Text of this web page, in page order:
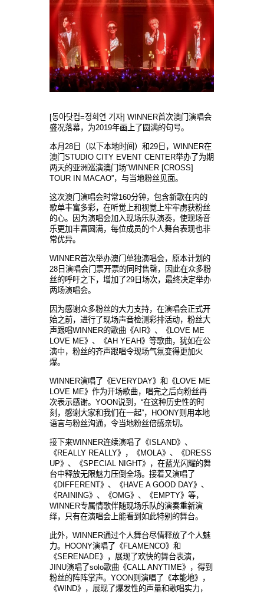
[동아닷컴=정희연 기자] WINNER首次澳门演唱会
盛况落幕，为2019年画上了圆满的句号。
本月 28 日（以下本地时间）和29 日， WINNER在
澳门 STUDIO CITY EVENT CENTER举办了为期
两天的亚洲巡演澳门场“WINNER [CROSS]
TOUR IN MACAO”， 与当地粉丝见面。
这次澳门演唱会时常160分钟，包含新歌在内的
歌单丰富多彩，在听觉上和视觉上牢牢虏获粉丝
的心。因为演唱会加入现场乐队演奏，使现场音
乐更加丰富圆满，每位成员的个人舞台表现也非
常优异。
WINNER首次举办澳门单独演唱会，原本计划的
28 日演唱会门票开票的同时售罄，因此在众多粉
丝的呼吁之下，增加了29 日 场次，最终决定举办
两场演唱会。
因 为感谢众多粉丝的大力支持，在演唱会正式开
始之前，进行了现场声音检测彩排活动，粉丝大
声跟唱WINNER的歌曲《AIR》、《LOVE ME
LOVE ME》、《AH YEAH》等歌曲， 犹如在公
演中，粉丝的齐声跟唱令现场气氛变得更加火
爆。
WINNER演唱了《EVERYDAY》和《LOVE ME
LOVE ME》作为开场歌曲，唱完之后向粉丝再
次表示感谢。 YOON说到， “在这种历史性的时
刻，感谢大家和我们在一起”， HOONY则用本地
语言与粉丝沟通，令当地粉丝倍感亲切。
接下来WINNER连续演唱了《 ISLAND》、
《REALLY REALLY》，《MOLA》、《DRESS
UP》、《SPECIAL NIGHT》，在蓝光闪耀的舞
台中释放无限魅力压倒全场。接着又演唱了
《DIFFERENT》、《HAVE A GOOD DAY》、
《RAINING》、《OMG》、《EMPTY》等，
WINNER专属情歌伴随现场乐队的演奏重新演
绎，只有在演唱会上能看到如此特别的舞台。
此外， WINNER通过个人舞台尽情释放了个人魅
力。
HOONY演唱了《FLAMENCO》和
《SERENADE》，展现了欢快的舞台表演，
JINU演唱了solo歌曲《CALL ANYTIME》，得到
粉丝的阵阵掌声。 YOON则演唱了《本能地》，
《WIND》，展现了爆发性的声量和歌唱实力，